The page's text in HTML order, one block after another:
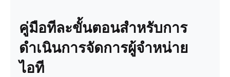
คู่มือทีละขั้นตอนสำหรับการ
ดำเนินการจัดการผู้จำหน่าย
ไอที